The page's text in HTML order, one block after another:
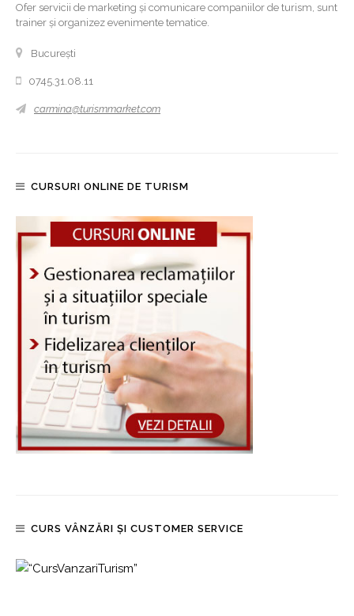
Ofer servicii de marketing și comunicare companiilor de turism, sunt
trainer și organizez evenimente tematice.
București
0745.31.08.11
carmina@turismmarket.com
CURSURI ONLINE DE TURISM
CURS VÂNZĂRI ȘI CUSTOMER SERVICE